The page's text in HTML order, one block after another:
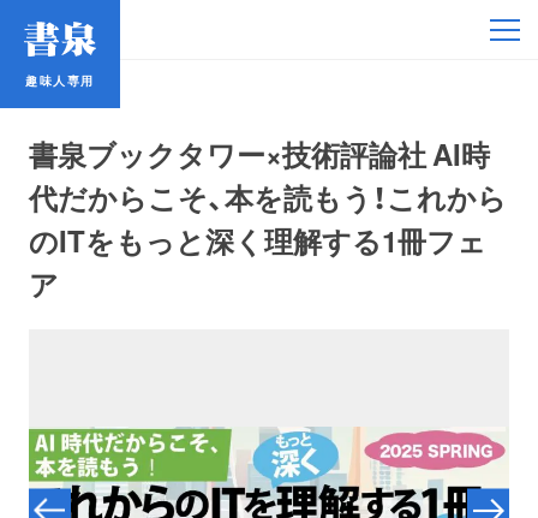
趣味人専用
書泉ブックタワー×技術評論社 AI時
代だからこそ、本を読もう！これから
のITをもっと深く理解する1冊フェ
ア
趣味人専用
占い